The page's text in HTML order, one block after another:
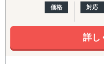
【海外進出パッケージ（米
準備・戦略フェーズ（事
準備）から、実行・検証
開拓、小売テスト販売、
次期施策立案）まで、初
■対応エリア
Visalはインドネシアを中
サービスを展開しています
価格 対応
詳し